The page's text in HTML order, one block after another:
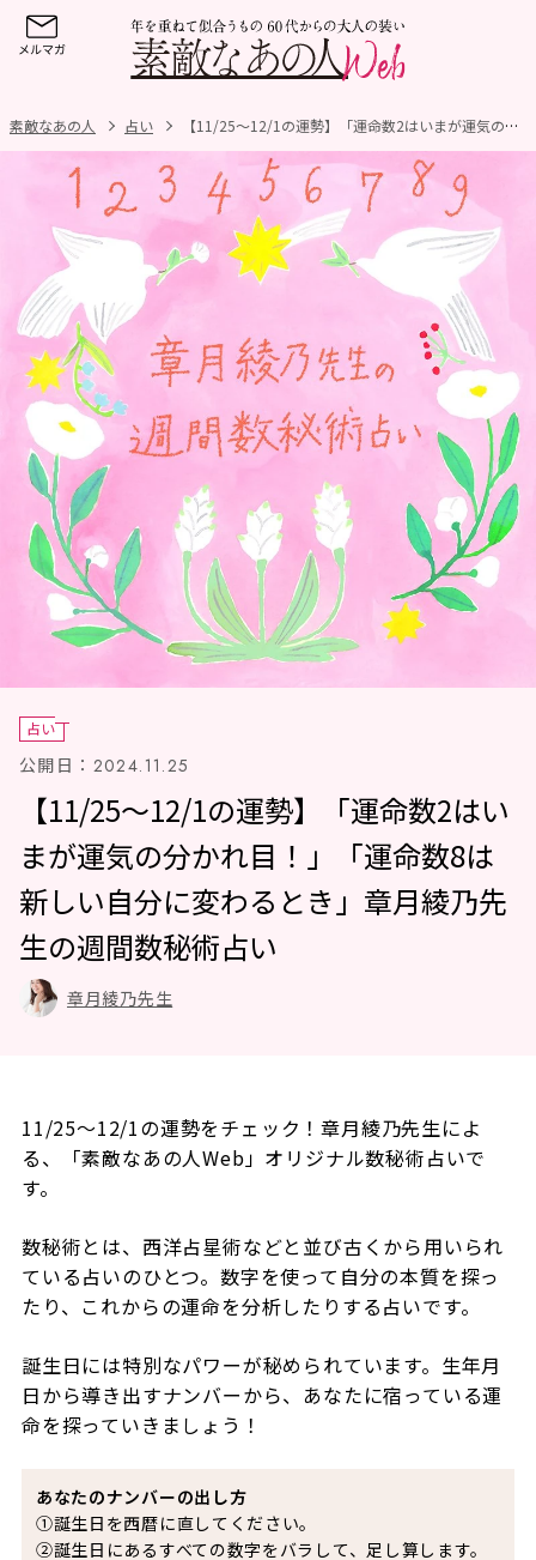
素敵なあの人 占い 【11/25～12/1の運勢】「運命数2はいまが運気の分かれ目！」「運命数8は新しい自分に変わるとき」章月綾乃先生の週間数秘術占い
占い
公開日： 2024.11.25
【11/25～12/1の運勢】「運命数2はい
まが運気の分かれ目！」「運命数8は
新しい自分に変わるとき」章月綾乃先
生の週間数秘術占い
章月綾乃先生
11/25～12/1の運勢をチェック！章月綾乃先生によ
る、「素敵なあの人Web」オリジナル数秘術占いで
す。
数秘術とは、西洋占星術などと並び古くから用いられ
ている占いのひとつ。数字を使って自分の本質を探っ
たり、これからの運命を分析したりする占いです。
誕生日には特別なパワーが秘められています。生年月
日から導き出すナンバーから、あなたに宿っている運
命を探っていきましょう！
あなたのナンバーの出し方
①誕生日を西暦に直してください。
②誕生日にあるすべての数字をバラして、足し算します。